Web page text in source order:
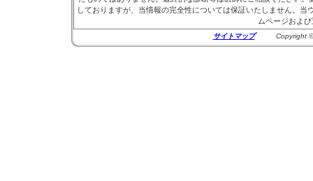
しておりますが、当情報の完全性については保証いたしません。
ムページおよ
サイトマップCopyright ©